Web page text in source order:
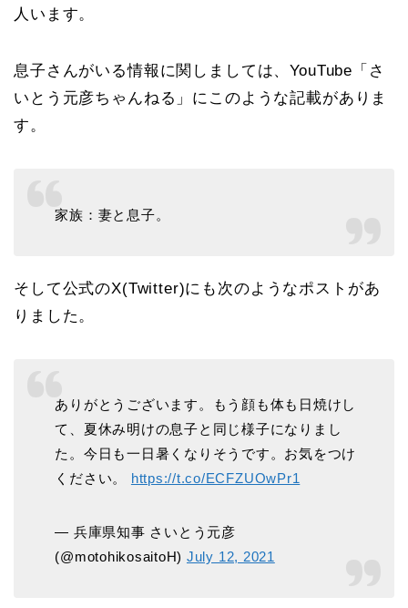
人います。
息子さんがいる情報に関しましては、YouTube「さ
いとう元彦ちゃんねる」にこのような記載がありま
す。
家族：妻と息子。
そして公式のX(Twitter)にも次のようなポストがあ
りました。
ありがとうございます。もう顔も体も日焼けし
て、夏休み明けの息子と同じ様子になりまし
た。今日も一日暑くなりそうです。お気をつけ
ください。 https://t.co/ECFZUOwPr1
— 兵庫県知事 さいとう元彦
(@motohikosaitoH) July 12, 2021